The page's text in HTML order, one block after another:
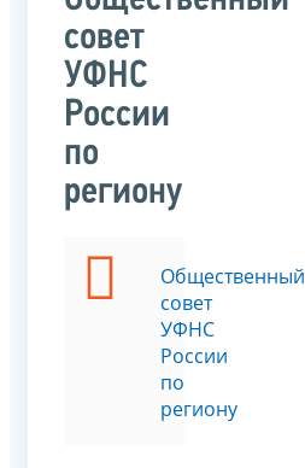
совет
УФНС
России
по
региону
Общественный
совет
УФНС
России
по
региону